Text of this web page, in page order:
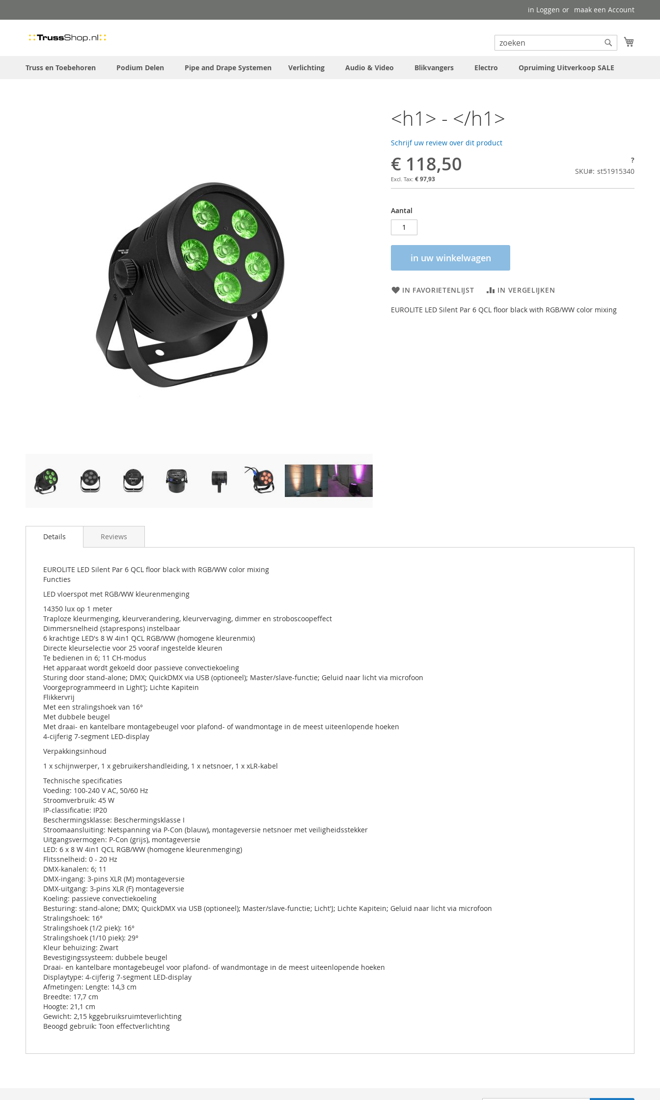
to
in Loggen maak een Account
Search
Truss en Toebehoren
Podium Delen Pipe and Drape Systemen Verlichting Audio & Video Blikvangers Electro Opruiming Uitverkoop SALE
<h1> - </h1>
Schrijf uw review over dit product
€ 118,50
€ 97,93
?
SKU
st51915340
Aantal
in uw winkelwagen
IN FAVORIETENLIJST IN VERGELIJKEN
EUROLITE LED Silent Par 6 QCL floor black with RGB/WW color mixing
Details Reviews
EUROLITE LED Silent Par 6 QCL floor black with RGB/WW color mixing
Functies
LED vloerspot met RGB/WW kleurenmenging
14350 lux op 1 meter
Traploze kleurmenging, kleurverandering, kleurvervaging, dimmer en stroboscoopeffect
Dimmersnelheid (staprespons) instelbaar
6 krachtige LED's 8 W 4in1 QCL RGB/WW (homogene kleurenmix)
Directe kleurselectie voor 25 vooraf ingestelde kleuren
Te bedienen in 6; 11 CH-modus
Het apparaat wordt gekoeld door passieve convectiekoeling
Sturing door stand-alone; DMX; QuickDMX via USB (optioneel); Master/slave-functie; Geluid naar licht via microfoon
Voorgeprogrammeerd in Light'J; Lichte Kapitein
Flikkervrij
Met een stralingshoek van 16°
Met dubbele beugel
Met draai- en kantelbare montagebeugel voor plafond- of wandmontage in de meest uiteenlopende hoeken
4-cijferig 7-segment LED-display
Verpakkingsinhoud
1 x schijnwerper, 1 x gebruikershandleiding, 1 x netsnoer, 1 x xLR-kabel
Technische specificaties
Voeding: 100-240 V AC, 50/60 Hz
Stroomverbruik: 45 W
IP-classificatie: IP20
Beschermingsklasse: Beschermingsklasse I
Stroomaansluiting: Netspanning via P-Con (blauw), montageversie netsnoer met veiligheidsstekker
Uitgangsvermogen: P-Con (grijs), montageversie
LED: 6 x 8 W 4in1 QCL RGB/WW (homogene kleurenmenging)
Flitssnelheid: 0 - 20 Hz
DMX-kanalen: 6; 11
DMX-ingang: 3-pins XLR (M) montageversie
DMX-uitgang: 3-pins XLR (F) montageversie
Koeling: passieve convectiekoeling
Besturing: stand-alone; DMX; QuickDMX via USB (optioneel); Master/slave-functie; Licht'J; Lichte Kapitein; Geluid naar licht via microfoon
Stralingshoek: 16°
Stralingshoek (1/2 piek): 16°
Stralingshoek (1/10 piek): 29°
Kleur behuizing: Zwart
Bevestigingssysteem: dubbele beugel
Draai- en kantelbare montagebeugel voor plafond- of wandmontage in de meest uiteenlopende hoeken
Displaytype: 4-cijferig 7-segment LED-display
Afmetingen: Lengte: 14,3 cm
Breedte: 17,7 cm
Hoogte: 21,1 cm
Gewicht: 2,15 kggebruiksruimteverlichting
Beoogd gebruik: Toon effectverlichting